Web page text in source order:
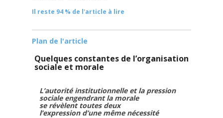
Il reste 94 % de l'article à lire
Plan de l'article
Quelques constantes de l’organisation
sociale et morale
L’autorité institutionnelle et la pression
sociale engendrant la morale
se révèlent toutes deux
l’expression d’une même nécessité